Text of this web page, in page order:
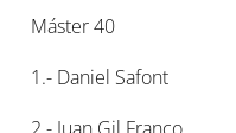
Máster 40
1.- Daniel Safont